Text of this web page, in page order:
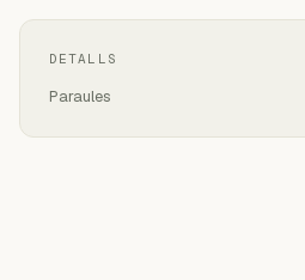
DETALLS
Paraules